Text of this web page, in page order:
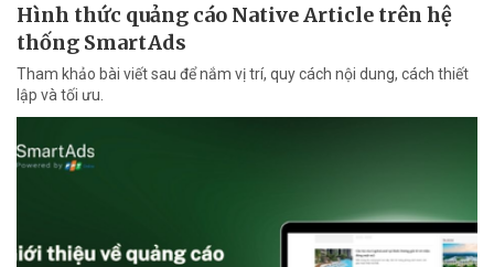
Hình thức quảng cáo Native Article trên hệ
thống SmartAds
Tham khảo bài viết sau để nắm vị trí, quy cách nội dung, cách thiết
lập và tối ưu.